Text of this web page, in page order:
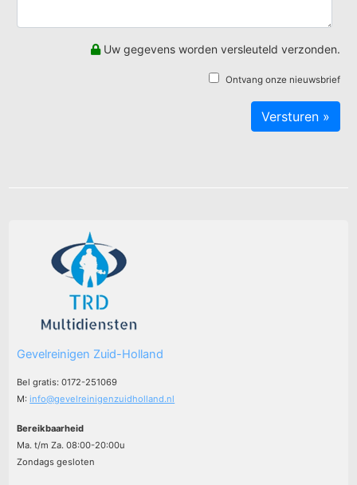
Uw gegevens worden versleuteld verzonden.
Ontvang onze nieuwsbrief
Gevelreinigen Zuid-Holland
Bel gratis: 0172-251069
M:info@gevelreinigenzuidholland.nl
Bereikbaarheid
Ma. t/m Za. 08:00-20:00u
Zondags gesloten